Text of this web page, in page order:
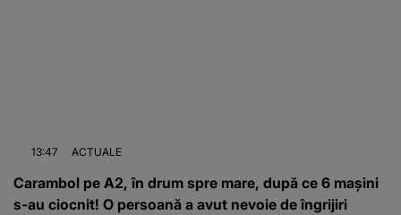
13:47 ACTUALE
Carambol pe A2, în drum spre mare, după ce 6 mașini
s-au ciocnit! O persoană a avut nevoie de îngrijiri